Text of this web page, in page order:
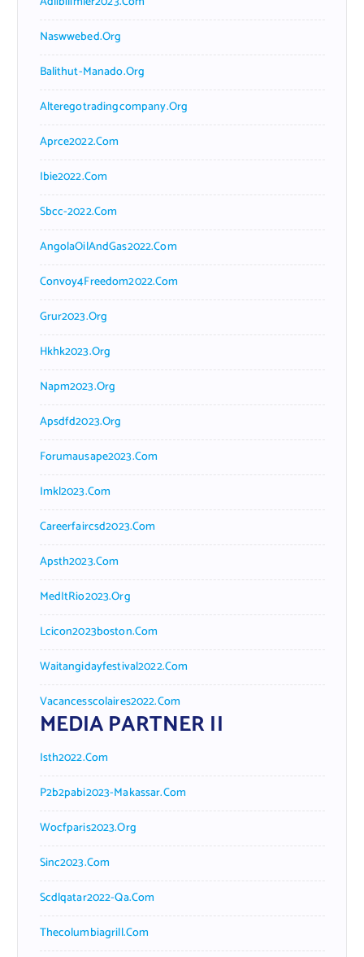
Naswwebed.org
Balithut-Manado.org
Alteregotradingcompany.org
Aprce2022.com
Ibie2022.com
Sbcc-2022.com
AngolaOilAndGas2022.com
Convoy4Freedom2022.com
Grur2023.org
Hkhk2023.org
Napm2023.org
Apsdfd2023.org
Forumausape2023.com
Imkl2023.com
Careerfaircsd2023.com
Apsth2023.com
MedItRio2023.org
Lcicon2023boston.com
Waitangidayfestival2022.com
Vacancesscolaires2022.com
MEDIA PARTNER II
Isth2022.com
P2b2pabi2023-Makassar.com
Wocfparis2023.org
Sinc2023.com
Scdlqatar2022-Qa.com
Thecolumbiagrill.com